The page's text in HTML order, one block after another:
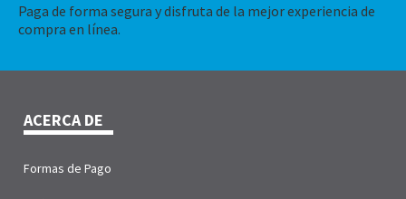
Paga de forma segura y disfruta de la mejor experiencia de
compra en línea.
ACERCA DE
Formas de Pago